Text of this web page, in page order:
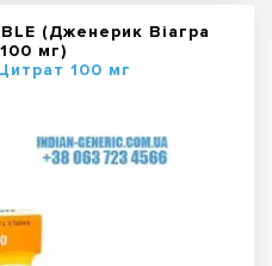
(Дженерик Віагра
мг)
100 мг